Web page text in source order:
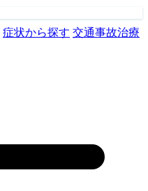
症状から探す 交通事故治療